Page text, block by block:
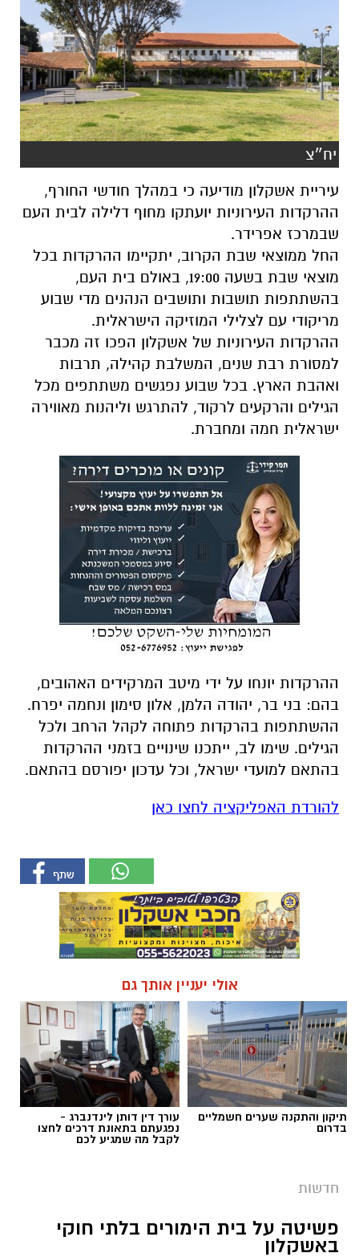
יח״צ
עיריית אשקלון מודיעה כי במהלך חודשי החורף,
ההרקדות העירוניות יועתקו מחוף דלילה לבית העם
שבמרכז אפרידר.
החל ממוצאי שבת הקרוב, יתקיימו ההרקדות בכל
מוצאי שבת בשעה
19:00, באולם בית העם,
בהשתתפות תושבות ותושבים הנהנים מדי שבוע
מריקודי עם לצלילי המוזיקה הישראלית.
ההרקדות העירוניות של אשקלון הפכו זה מכבר
למסורת רבת שנים, המשלבת קהילה, תרבות
ואהבת הארץ. בכל שבוע נפגשים משתתפים מכל
הגילים והרקעים לרקוד, להתרגש וליהנות מאווירה
ישראלית חמה ומחברת.
ההרקדות יונחו על ידי מיטב המרקידים האהובים,
בהם: בני בר, יהודה הלמן, אלון סימון ונחמה יפרח.
ההשתתפות בהרקדות פתוחה לקהל הרחב ולכל
הגילים. שימו לב, ייתכנו שינויים בזמני ההרקדות
בהתאם למועדי ישראל, וכל עדכון יפורסם בהתאם.
להורדת האפליקציה לחצו כאן
אולי יעניין אותך גם
תיקון והתקנה שערים חשמליים
בדרום
עורך דין דותן לינדנברג -
נפגעתם בתאונת דרכים לחצו
לקבל מה שמגיע לכם
חדשות
פשיטה על בית הימורים בלתי חוקי
באשקלון